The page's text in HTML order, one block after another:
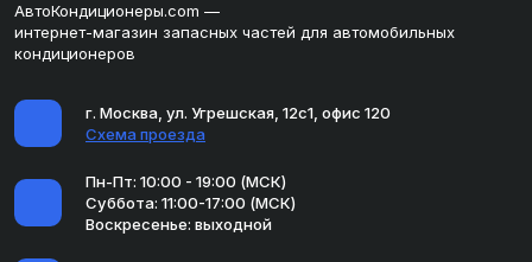
АвтоКондиционеры.com —
интернет-магазин запасных частей для автомобильных
кондиционеров
г. Москва, ул. Угрешская, 12с1, офис 120
Схема проезда
Пн-Пт: 10:00 - 19:00 (МСК)
Суббота: 11:00-17:00 (МСК)
Воскресенье: выходной